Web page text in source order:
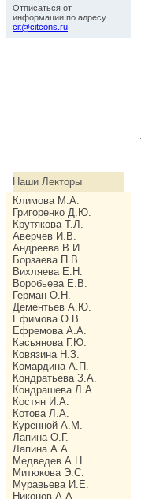
Отписаться от
информации по адресу
cit@citcons.ru
Наши Лекторы
Климова М.А.
Григоренко Д.Ю.
Крутякова Т.Л.
Аверчев И.В.
Андреева В.И.
Борзаева П.В.
Вихляева Е.Н.
Воробьева Е.В.
Герман О.Н.
Дементьев А.Ю.
Ефимова О.В.
Ефремова А.А.
Касьянова Г.Ю.
Ковязина Н.З.
Комардина А.П.
Кондратьева З.А.
Кондрашева Л.А.
Костян И.А.
Котова Л.А.
Куренной А.М.
Лапина О.Г.
Лапина А.А.
Медведев А.Н.
Митюкова Э.С.
Муравьева И.Е.
Никонов А.А.